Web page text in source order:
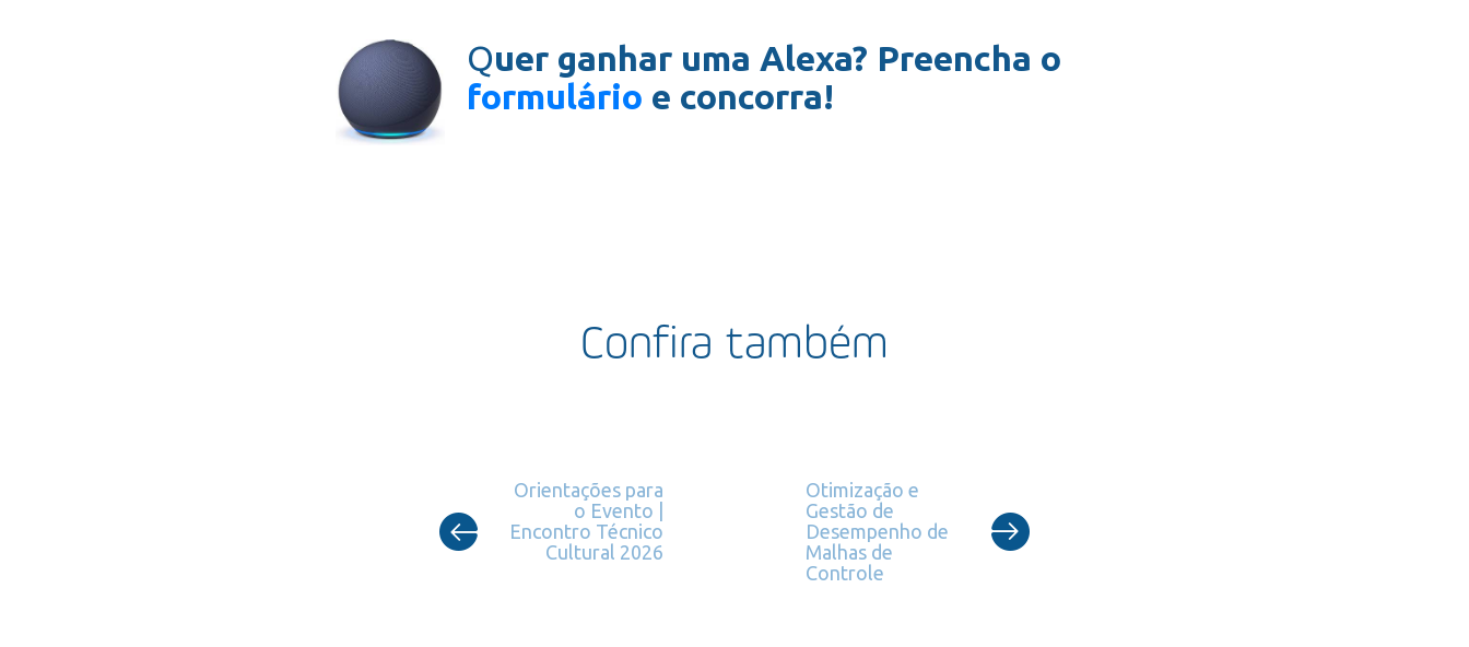
Quer ganhar uma Alexa? Preencha o
formulário e concorra!
Confira também
Orientações para
o Evento |
Encontro Técnico
Cultural 2026
Otimização e
Gestão de
Desempenho de
Malhas de
Controle